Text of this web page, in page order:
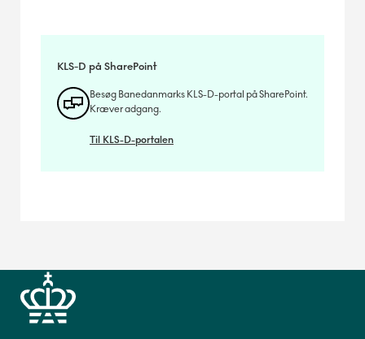
KLS-D på SharePoint
Besøg Banedanmarks KLS-D-portal på SharePoint.
Kræver adgang.
Til KLS-D-portalen